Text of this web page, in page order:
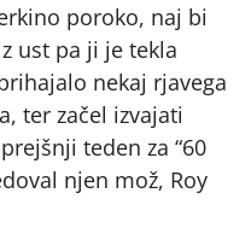
poroko, naj bi
ust pa ji je tekla
nekaj rjavega
ter začel izvajati
teden za “60
njen mož, Roy